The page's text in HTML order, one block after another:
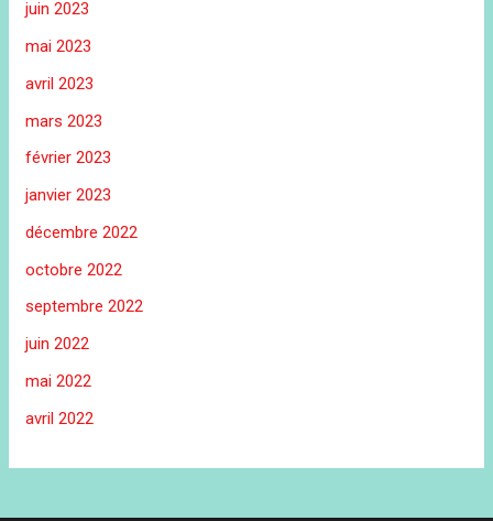
juin 2023
mai 2023
avril 2023
mars 2023
février 2023
janvier 2023
décembre 2022
octobre 2022
septembre 2022
juin 2022
mai 2022
avril 2022